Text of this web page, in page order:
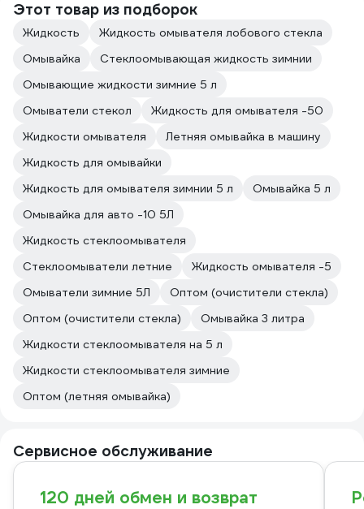
Этот товар из подборок
Жидкость
Жидкость омывателя лобового стекла
Омывайка
Стеклоомывающая жидкость зимнии
Омывающие жидкости зимние 5 л
Омыватели стекол
Жидкость для омывателя -50
Жидкости омывателя
Летняя омывайка в машину
Жидкость для омывайки
Жидкость для омывателя зимнии 5 л
Омывайка 5 л
Омывайка для авто -10 5Л
Жидкость стеклоомывателя
Стеклоомыватели летние
Жидкость омывателя -5
Омыватели зимние 5Л
Оптом (очистители стекла)
Оптом (очистители стекла)
Омывайка 3 литра
Жидкости стеклоомывателя на 5 л
Жидкости стеклоомывателя зимние
Оптом (летняя омывайка)
Сервисное обслуживание
120 дней обмен и возврат